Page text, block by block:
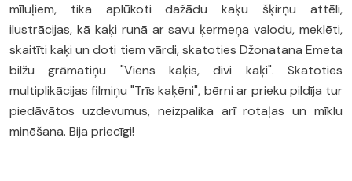
mīluļiem, tika aplūkoti dažādu kaķu šķirņu attēli,
ilustrācijas, kā kaķi runā ar savu ķermeņa valodu, meklēti,
skaitīti kaķi un doti tiem vārdi, skatoties Džonatana Emeta
bilžu grāmatiņu "Viens kaķis, divi kaķi". Skatoties
multiplikācijas filmiņu "Trīs kaķēni", bērni ar prieku pildīja tur
piedāvātos uzdevumus, neizpalika arī rotaļas un mīklu
minēšana. Bija priecīgi!